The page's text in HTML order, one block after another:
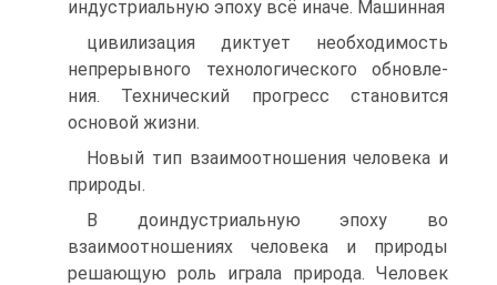
индустриальную эпоху всё иначе. Машинная
цивилизация диктует необходимость
непрерывного технологического обновле­
ния. Технический прогресс становится
основой жизни.
Новый тип взаимоотношения человека и
природы.
В доиндустриальную эпо­ху во
взаимоотношениях человека и природы
решающую роль играла природа. Че­ловек